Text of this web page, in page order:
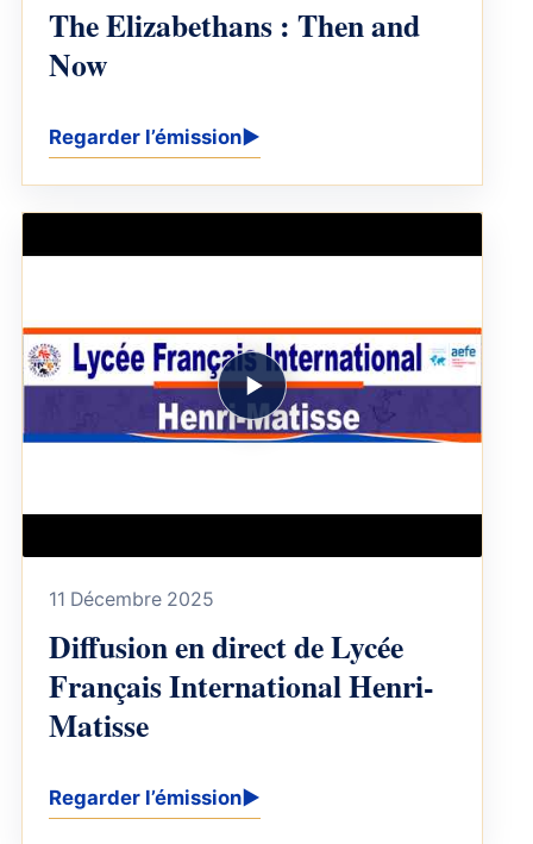
The Elizabethans : Then and
Now
Regarder l’émission▶
11 Décembre 2025
Diffusion en direct de Lycée
Français International Henri-
Matisse
Regarder l’émission▶